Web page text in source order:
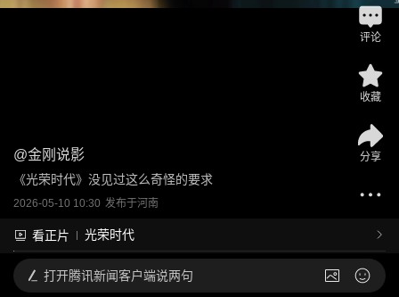
@金刚说影
《光荣时代》没见过这么奇怪的要求
2026-05-10 10:30 发布于河南
看正片 光荣时代
评论
收藏
分享
打开腾讯新闻客户端说两句